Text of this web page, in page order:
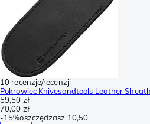
10 recenzje/recenzji
Pokrowiec Knivesandtools Leather
59,50 zł
70,00 zł
-15%oszczędzasz 10,50